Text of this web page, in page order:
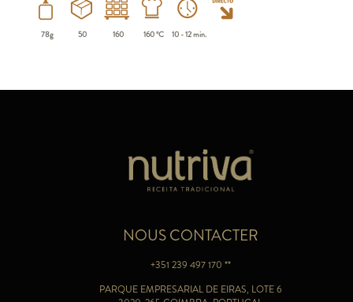
78g 50 160 160 ºC 10 - 12 min.
NOUS CONTACTER
+351 239 497 170 **
PARQUE EMPRESARIAL DE EIRAS, LOTE 6